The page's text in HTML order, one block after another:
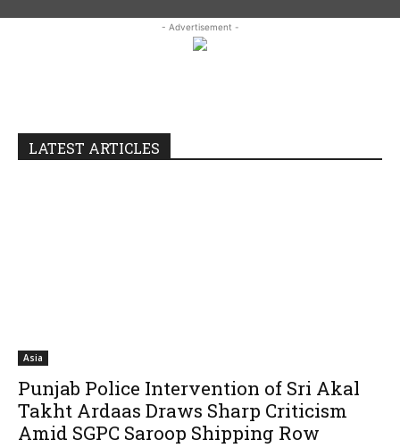
- Advertisement -
LATEST ARTICLES
Asia
Punjab Police Intervention of Sri Akal
Takht Ardaas Draws Sharp Criticism
Amid SGPC Saroop Shipping Row